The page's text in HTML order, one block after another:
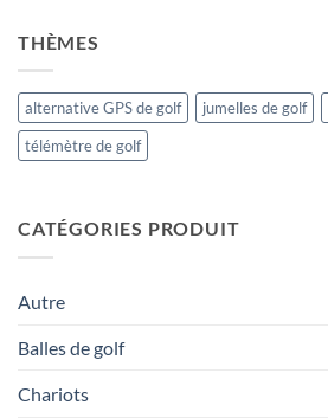
THÈMES
alternative GPS de golf jumelles de golf
télémètre de golf
CATÉGORIES PRODUIT
Autre
Balles de golf
Chariots